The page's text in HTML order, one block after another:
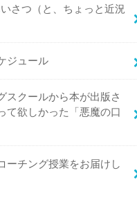
さつ（と、ちょっと近況
ジュール
スクールから本が出版さ
て欲しかった「悪魔の口
ーチング授業をお届けし